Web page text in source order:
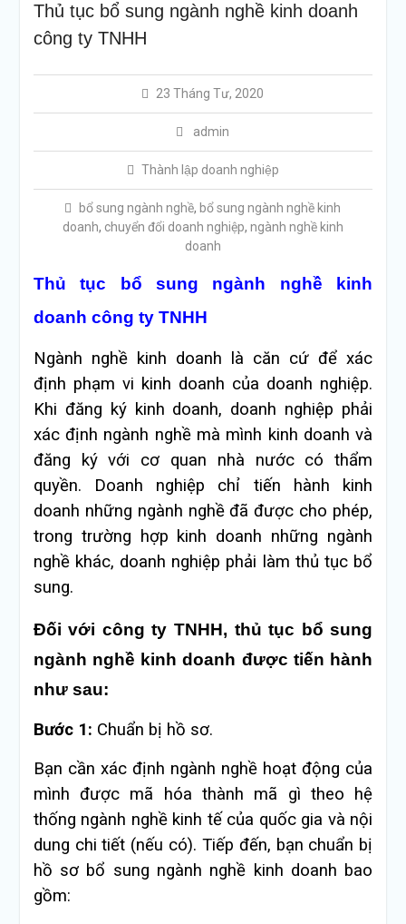
Thủ tục bổ sung ngành nghề kinh doanh
công ty TNHH
23 Tháng Tư, 2020
admin
Thành lập doanh nghiệp
bổ sung ngành nghề, bổ sung ngành nghề kinh
doanh, chuyển đổi doanh nghiệp, ngành nghề kinh
doanh
Thủ tục bổ sung ngành nghề kinh
doanh công ty TNHH
Ngành nghề kinh doanh là căn cứ để xác
định phạm vi kinh doanh của doanh nghiệp.
Khi đăng ký kinh doanh, doanh nghiệp phải
xác định ngành nghề mà mình kinh doanh và
đăng ký với cơ quan nhà nước có thẩm
quyền. Doanh nghiệp chỉ tiến hành kinh
doanh những ngành nghề đã được cho phép,
trong trường hợp kinh doanh những ngành
nghề khác, doanh nghiệp phải làm thủ tục bổ
sung.
Đối với công ty TNHH, thủ tục bổ sung
ngành nghề kinh doanh được tiến hành
như sau:
Bước 1: Chuẩn bị hồ sơ.
Bạn cần xác định ngành nghề hoạt động của
mình được mã hóa thành mã gì theo hệ
thống ngành nghề kinh tế của quốc gia và nội
dung chi tiết (nếu có). Tiếp đến, bạn chuẩn bị
hồ sơ bổ sung ngành nghề kinh doanh bao
gồm: